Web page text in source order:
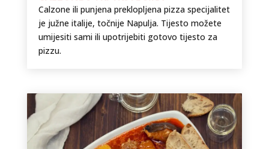
Calzone ili punjena preklopljena pizza specijalitet
je južne italije, točnije Napulja. Tijesto možete
umijesiti sami ili upotrijebiti gotovo tijesto za
pizzu.